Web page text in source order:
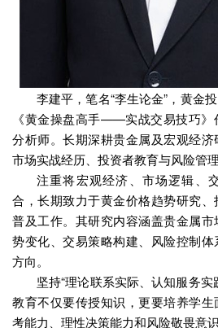
李建平，笔名“李生论金”，黄金
《黄金操盘高手——实战交易技巧》
分析师。长期深耕贵金属及宏观经
市场实战经历、投资者教育与风险管理
注重将宏观经济、市场逻辑、
合，长期致力于黄金价格趋势研究
普及工作。其研究内容涵盖贵金属
势变化、交易策略构建、风险控制
方向。
坚持“理论联系实际、认知服务
教育不仅要传授知识，更要培养学
考能力、理性决策能力和风险敬畏意识